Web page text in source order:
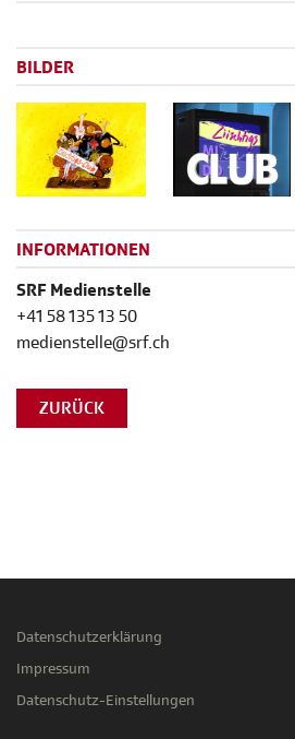
BILDER
INFORMATIONEN
SRF Medienstelle
+41 58 135 13 50
medienstelle@srf.ch
ZURÜCK
Datenschutzerklärung
Impressum
Datenschutz-Einstellungen